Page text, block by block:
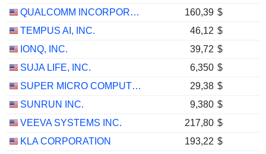
QUALCOMM INCORPORATED
160,39 $
TEMPUS AI, INC.
46,12 $
IONQ, INC.
39,72 $
SUJA LIFE, INC.
6,350 $
SUPER MICRO COMPUTER, INC.
29,38 $
SUNRUN INC.
9,380 $
VEEVA SYSTEMS INC.
217,80 $
KLA CORPORATION
193,22 $